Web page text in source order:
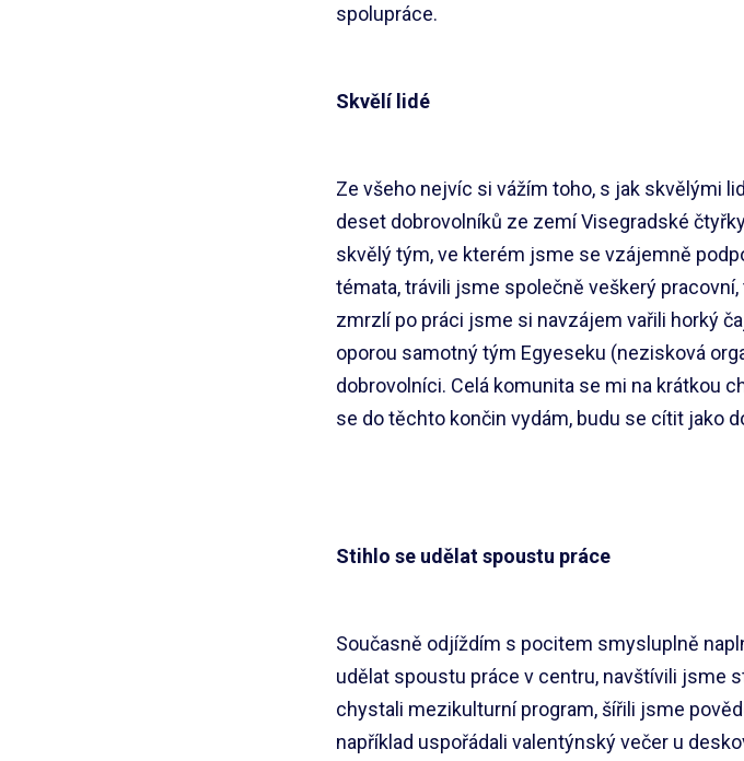
spolupráce.
Skvělí lidé
Ze všeho nejvíc si vážím toho, s jak skvělými
deset dobrovolníků ze zemí Visegradské
skvělý tým, ve kterém jsme se vzájemně
témata, trávili jsme společně veškerý
zmrzlí po práci jsme si navzájem vařili horký
oporou samotný tým Egyeseku (nezisková
dobrovolníci. Celá komunita se mi na krátkou
se do těchto končin vydám, budu se cítit jako
Stihlo se udělat spoustu práce
Současně odjíždím s pocitem smysluplně
udělat spoustu práce v centru, navštívili jsme
chystali mezikulturní program, šířili jsme
například uspořádali valentýnský večer u